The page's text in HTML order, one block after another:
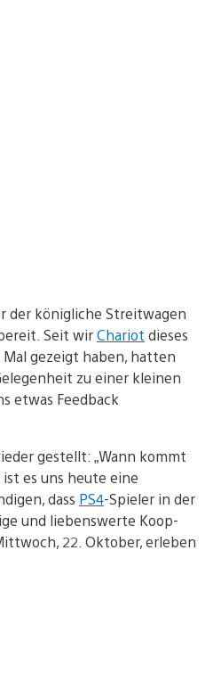
der königliche Streitwagen
Seit wirChariot dieses
gezeigt haben, hatten
zu einer kleinen
etwas Feedback
gestellt: „Wann kommt
ist es uns heute eine
dass PS4-Spieler in der
und liebenswerte Koop-
22. Oktober, erleben